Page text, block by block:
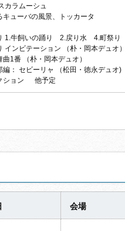
カラムーシュ
ューバの風景、トッカータ
1.牛飼いの踊り 2.戻り水 4.町祭
インビテーション （朴・岡本デュオ）
1番 （朴・岡本デュオ）
： セビーリャ （松田・徳永デュオ)
ション 他予定
会場